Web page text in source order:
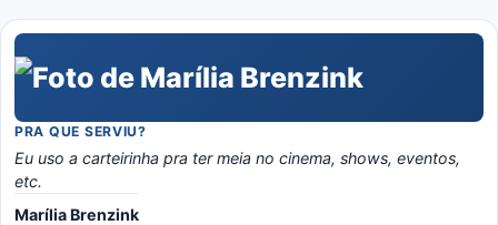
PRA QUE SERVIU?
Eu uso a carteirinha pra ter meia no cinema, shows, eventos,
etc.
Marília Brenzink